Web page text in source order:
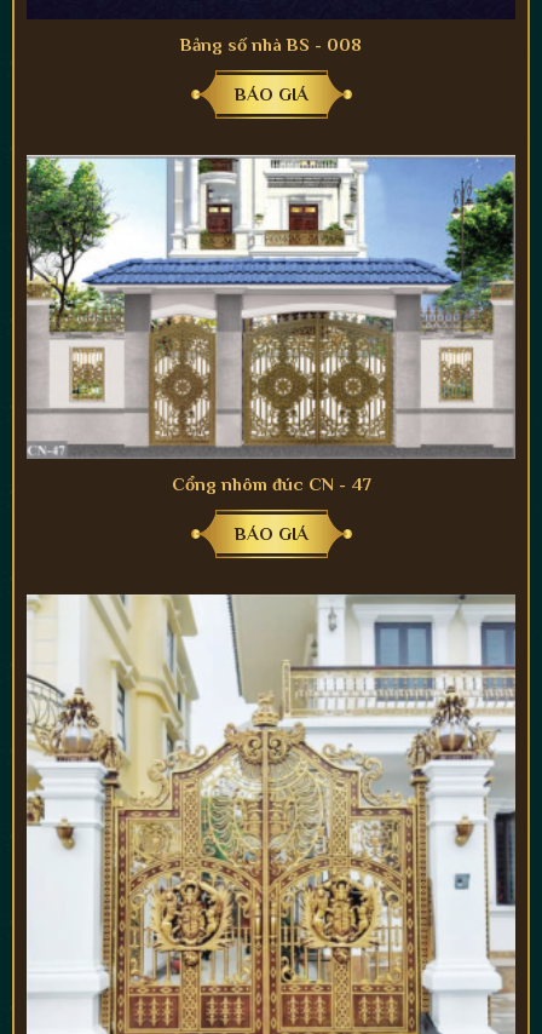
Bảng số nhà BS - 008
BÁO GIÁ
Cổng nhôm đúc CN - 47
BÁO GIÁ